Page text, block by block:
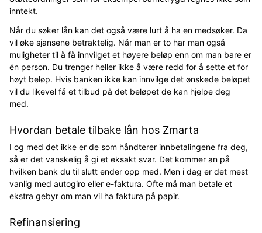
inntekt.
Når du søker lån kan det også være lurt å ha en medsøker. Da
vil øke sjansene betraktelig. Når man er to har man også
muligheter til å få innvilget et høyere beløp enn om man bare er
én person. Du trenger heller ikke å være redd for å sette et for
høyt beløp. Hvis banken ikke kan innvilge det ønskede beløpet
vil du likevel få et tilbud på det beløpet de kan hjelpe deg
med.
Hvordan betale tilbake lån hos Zmarta
I og med det ikke er de som håndterer innbetalingene fra deg,
så er det vanskelig å gi et eksakt svar. Det kommer an på
hvilken bank du til slutt ender opp med. Men i dag er det mest
vanlig med autogiro eller e-faktura. Ofte må man betale et
ekstra gebyr om man vil ha faktura på papir.
Refinansiering